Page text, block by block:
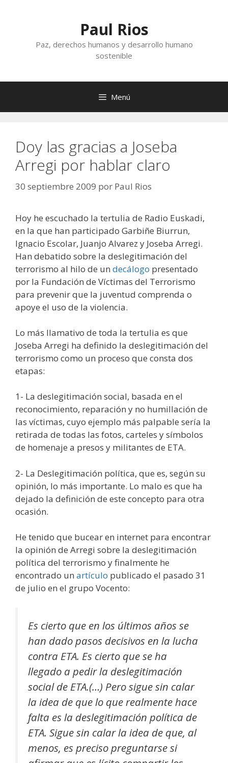
Paul Rios
Paz, derechos humanos y desarrollo humano
sostenible
Menú
Doy las gracias a Joseba
Arregi por hablar claro
30 septiembre 2009 por Paul Rios
Hoy he escuchado la tertulia de Radio Euskadi,
en la que han participado Garbiñe Biurrun,
Ignacio Escolar, Juanjo Alvarez y Joseba Arregi.
Han debatido sobre la deslegitimación del
terrorismo al hilo de un decálogo presentado
por la Fundación de Víctimas del Terrorismo
para prevenir que la juventud comprenda o
apoye el uso de la violencia.
Lo más llamativo de toda la tertulia es que
Joseba Arregi ha definido la deslegitimación del
terrorismo como un proceso que consta dos
etapas:
1- La deslegitimación social, basada en el
reconocimiento, reparación y no humillación de
las víctimas, cuyo ejemplo más palpable sería la
retirada de todas las fotos, carteles y símbolos
de homenaje a presos y militantes de ETA.
2- La Deslegitimación política, que es, según su
opinión, lo más importante. Lo malo es que ha
dejado la definición de este concepto para otra
ocasión.
He tenido que bucear en internet para encontrar
la opinión de Arregi sobre la deslegitimación
política del terrorismo y finalmente he
encontrado un artículo publicado el pasado 31
de julio en el grupo Vocento:
Es cierto que en los últimos años se
han dado pasos decisivos en la lucha
contra ETA. Es cierto que se ha
llegado a pedir la deslegitimación
social de ETA.(…) Pero sigue sin calar
la idea de que lo que realmente hace
falta es la deslegitimación política de
ETA. Sigue sin calar la idea de que, al
menos, es preciso preguntarse si